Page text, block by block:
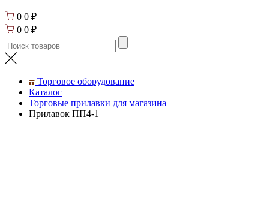
0 0 ₽
0 0 ₽
Торговое оборудование
Каталог
Торговые прилавки для магазина
Прилавок ПП4-1